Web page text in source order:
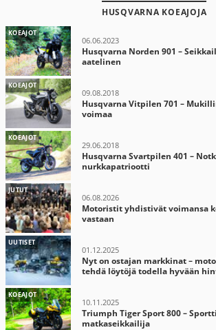
HUSQVARNA KOEAJOJA
KOEAJOT
06.06.2023
Husqvarna Norden 901 –
aatelinen
KOEAJOT
09.08.2018
Husqvarna Vitpilen 701 –
voimaa
KOEAJOT
29.06.2018
Husqvarna Svartpilen 401 –
nurkkapatriootti
JUTUT
06.08.2026
Motoristit yhdistivät voimansa
vastaan
UUTISET
01.12.2025
Nyt on ostajan markkinat –
tehdä löytöjä todella hyvään
KOEAJOT
10.11.2025
Triumph Tiger Sport 800 –
matkaseikkailija